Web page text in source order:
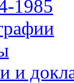
1985
и